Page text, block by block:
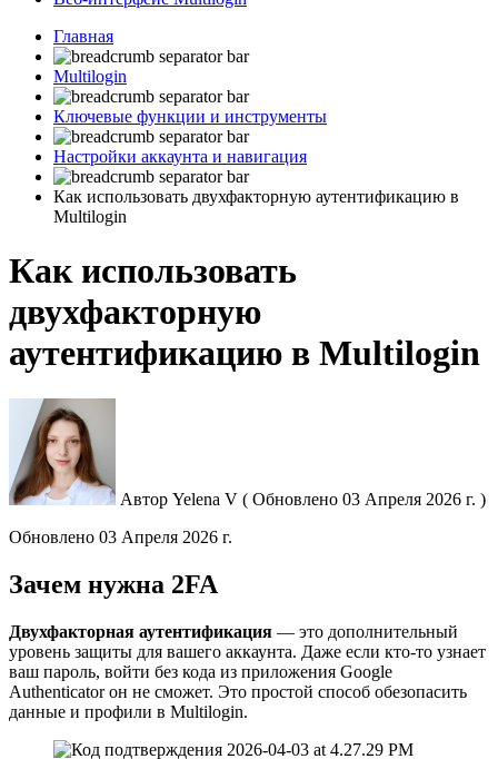
Главная
Multilogin
Ключевые функции и инструменты
Настройки аккаунта и навигация
Как использовать двухфакторную аутентификацию в
Multilogin
Как использовать
двухфакторную
аутентификацию в Multilogin
Автор Yelena V ( Обновлено 03 Апреля 2026 г. )
Обновлено 03 Апреля 2026 г.
Зачем нужна 2FA
Двухфакторная аутентификация — это дополнительный
уровень защиты для вашего аккаунта. Даже если кто-то узнает
ваш пароль, войти без кода из приложения Google
Authenticator он не сможет. Это простой способ обезопасить
данные и профили в Multilogin.